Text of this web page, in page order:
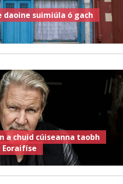
daoine suimiúla ó gach
a chuid cúiseanna taobh